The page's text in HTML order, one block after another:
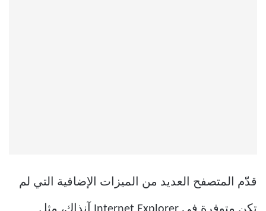
قدّم المتصفح العديد من الميزات الإضافية التي لم